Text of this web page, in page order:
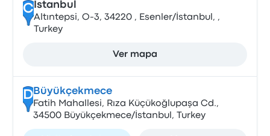
Cİstanbul
Altıntepsi, O-3, 34220 , Esenler/İstanbul, ,
Turkey
Ver mapa
DBüyükçekmece
Fatih Mahallesi, Rıza Küçükoğlupaşa Cd.,
34500 Büyükçekmece/İstanbul, Turkey